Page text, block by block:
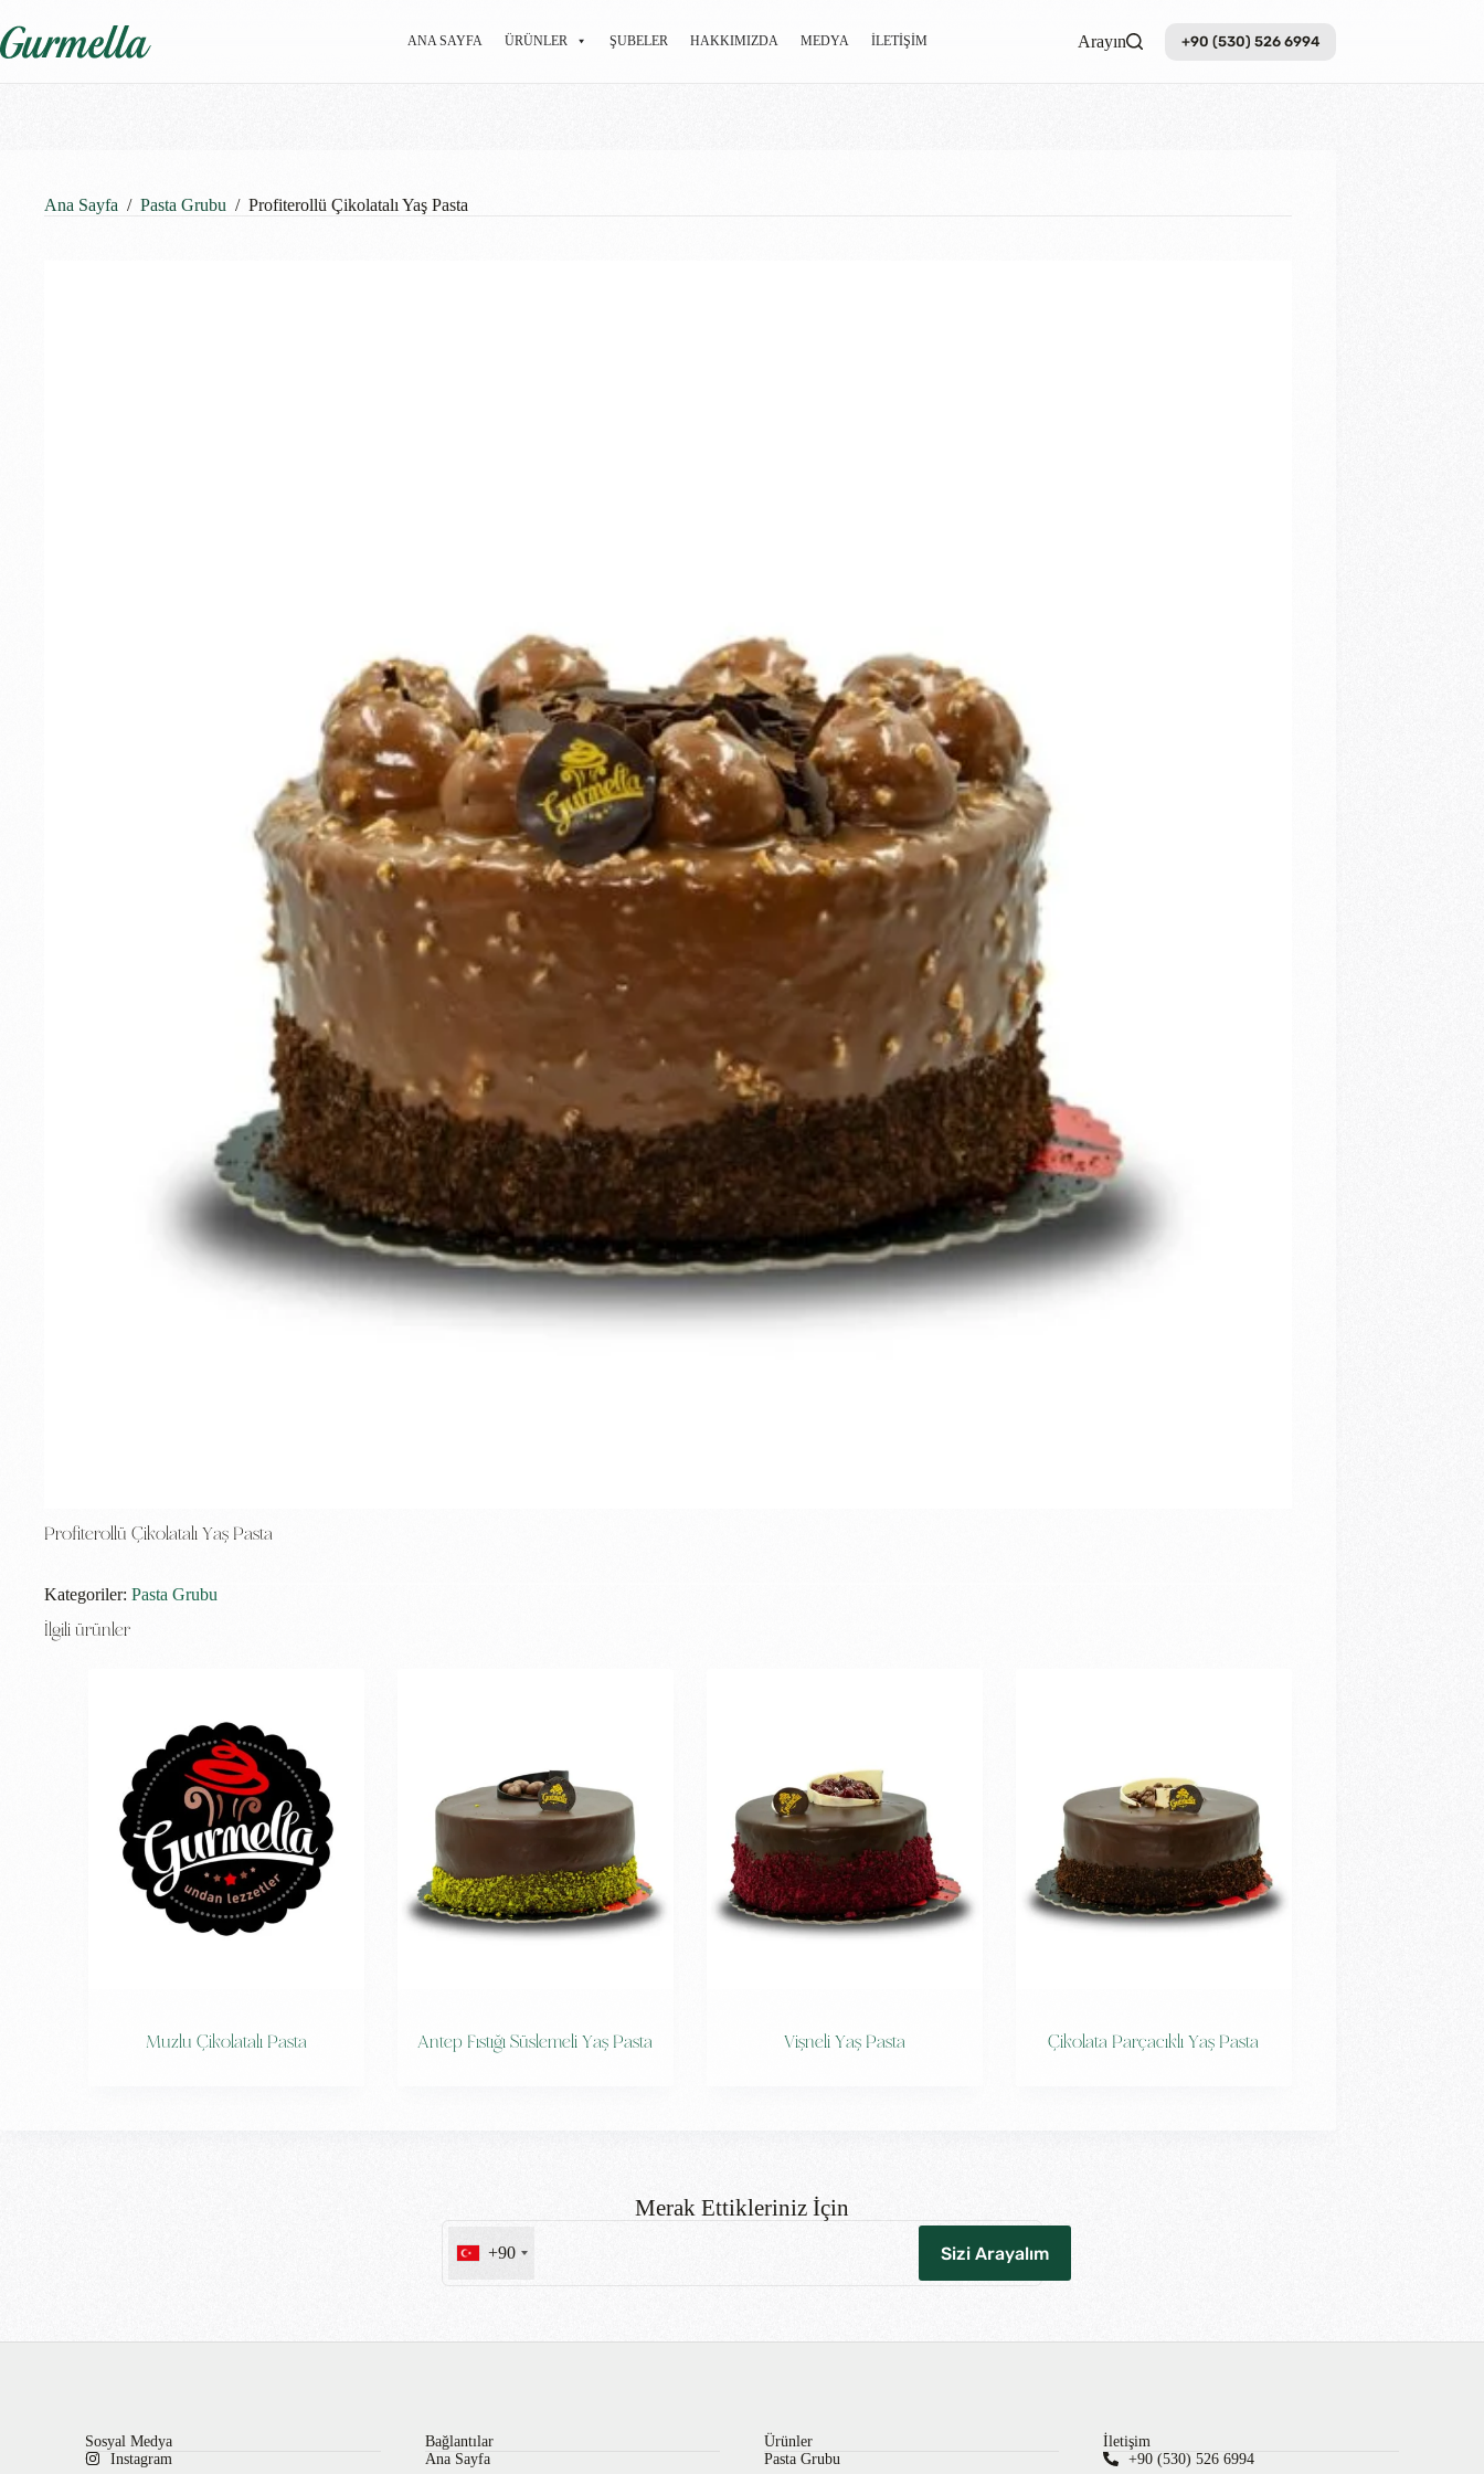
ANA SAYFA ÜRÜNLER ŞUBELER HAKKIMIZDA MEDYA İLETIŞIM Arayın +90 (530) 526 6994
Ana Sayfa / Pasta Grubu / Profiterollü Çikolatalı Yaş Pasta
Profiterollü Çikolatalı Yaş Pasta
Kategoriler: Pasta Grubu
İlgili ürünler
Muzlu Çikolatalı Pasta Antep Fıstığı Süslemeli Yaş Pasta Vişneli Yaş Pasta Çikolata Parçacıklı Yaş Pasta
Merak Ettikleriniz İçin
+90
Sosyal Medya
Instagram
Bağlantılar
Ana Sayfa
Ürünler
Pasta Grubu
İletişim
+90 (530) 526 6994